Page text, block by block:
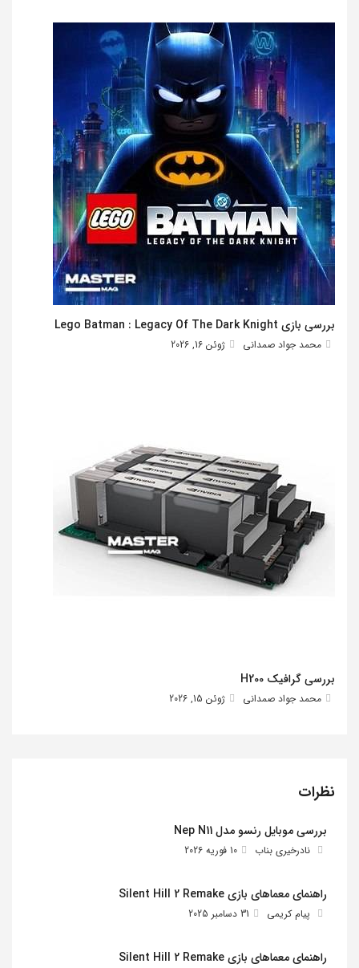
بررسی بازی Lego Batman : Legacy Of The Dark Knight
محمد جواد صمدانی ژوئن 16, 2026
بررسی گرافیک H200
محمد جواد صمدانی ژوئن 15, 2026
نظرات
بررسی موبایل رنسو مدل Nep N11
نادرخیری بناب 10 فوریه 2026
راهنمای معماهای بازی Silent Hill 2 Remake
پیام کریمی 31 دسامبر 2025
راهنمای معماهای بازی Silent Hill 2 Remake